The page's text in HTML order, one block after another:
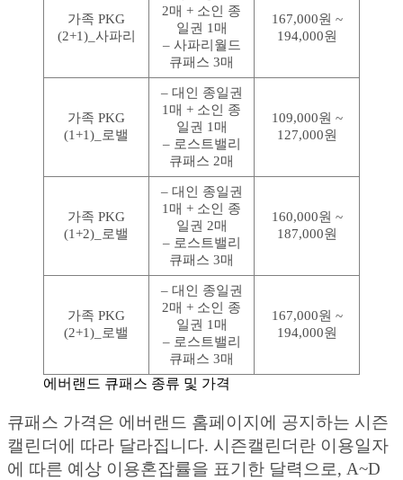
가족 PKG
(2+1)_사파리
2매 + 소인 종
일권 1매
– 사파리월드
큐패스 3매
167,000원 ~
194,000원
가족 PKG
(1+1)_로밸
– 대인 종일권
1매 + 소인 종
일권 1매
– 로스트밸리
큐패스 2매
109,000원 ~
127,000원
가족 PKG
(1+2)_로밸
– 대인 종일권
1매 + 소인 종
일권 2매
– 로스트밸리
큐패스 3매
160,000원 ~
187,000원
가족 PKG
(2+1)_로밸
– 대인 종일권
2매 + 소인 종
일권 1매
– 로스트밸리
큐패스 3매
167,000원 ~
194,000원
에버랜드 큐패스 종류 및 가격
큐패스 가격은 에버랜드 홈페이지에 공지하는 시즌
캘린더에 따라 달라집니다. 시즌캘린더란 이용일자
에 따른 예상 이용혼잡률을 표기한 달력으로, A~D